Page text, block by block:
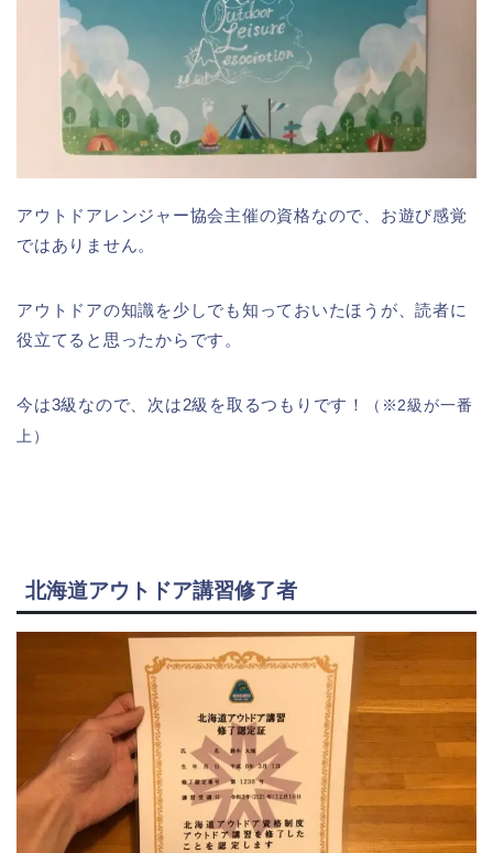
アウトドアレンジャー協会主催の資格なので、お遊び感覚
ではありません。
アウトドアの知識を少しでも知っておいたほうが、読者に
役立てると思ったからです。
今は3級なので、次は2級を取るつもりです！
（※2級が一番
上）
北海道アウトドア講習修了者